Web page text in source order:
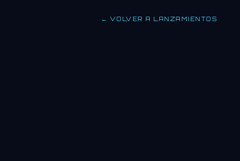
← VOLVER A LANZAMIENTOS